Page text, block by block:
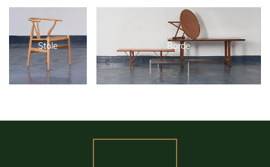
Stole Borde